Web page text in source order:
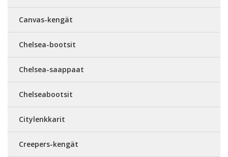
Canvas-kengät
Chelsea-bootsit
Chelsea-saappaat
Chelseabootsit
Citylenkkarit
Creepers-kengät